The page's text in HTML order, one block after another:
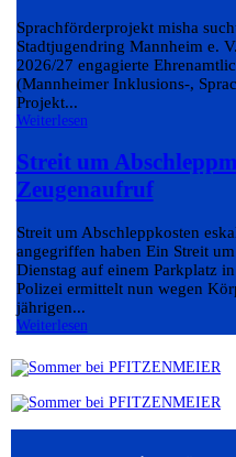
Sprachförderprojekt misha
Stadtjugendring Mannheim e.
2026/27 engagierte
(Mannheimer Inklusions-,
Projekt...
Weiterlesen
Streit um
Zeugenaufruf
Streit um Abschleppkosten
angegriffen haben Ein Streit
Dienstag auf einem Parkplatz
Polizei ermittelt nun wegen
jährigen...
Weiterlesen